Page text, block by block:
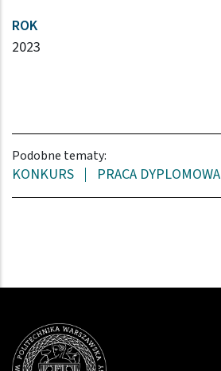
ROK
2023
Podobne tematy:
KONKURS PRACA DYPLOMOWA